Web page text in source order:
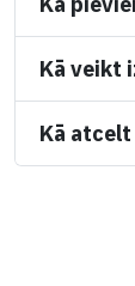
Kā veikt
Kā